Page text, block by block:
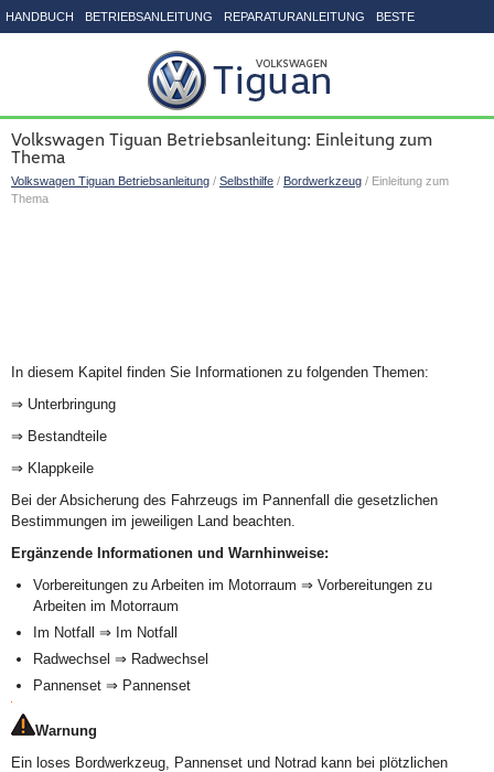
HANDBUCH BETRIEBSANLEITUNG REPARATURANLEITUNG BESTE
Volkswagen Tiguan Betriebsanleitung: Einleitung zum
Thema
Volkswagen Tiguan Betriebsanleitung / Selbsthilfe / Bordwerkzeug / Einleitung zum
Thema
In diesem Kapitel finden Sie Informationen zu folgenden Themen:
⇒ Unterbringung
⇒ Bestandteile
⇒ Klappkeile
Bei der Absicherung des Fahrzeugs im Pannenfall die gesetzlichen
Bestimmungen im jeweiligen Land beachten.
Ergänzende Informationen und Warnhinweise:
Vorbereitungen zu Arbeiten im Motorraum ⇒ Vorbereitungen zu
Arbeiten im Motorraum
Im Notfall ⇒ Im Notfall
Radwechsel ⇒ Radwechsel
Pannenset ⇒ Pannenset
Warnung
Ein loses Bordwerkzeug, Pannenset und Notrad kann bei plötzlichen